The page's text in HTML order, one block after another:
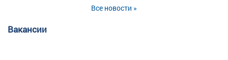
Все новости »
Вакансии